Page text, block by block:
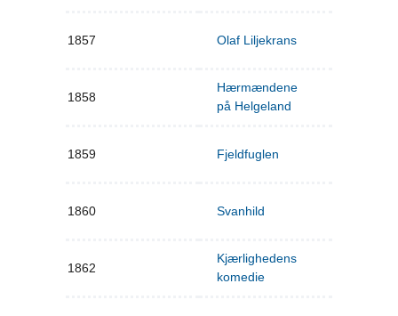
1857 Olaf Liljekrans
1858
Hærmændene
på Helgeland
1859 Fjeldfuglen
1860 Svanhild
1862
Kjærlighedens
komedie